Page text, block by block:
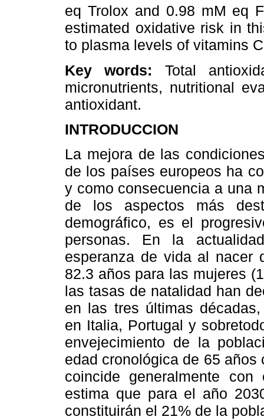
eq Trolox and 0.98 mM eq
estimated oxidative risk in
to plasma levels of vitamins
Key words: Total
micronutrients, nutritional
antioxidant.
INTRODUCCION
La mejora de las
de los países europeos ha
y como consecuencia a una
de los aspectos más
demográfico, es el
personas. En la
esperanza de vida al nacer
82.3 años para las mujeres
las tasas de natalidad han
en las tres últimas
en Italia, Portugal y
envejecimiento de la
edad cronológica de 65
coincide generalmente
estima que para el año
constituirán el 21% de la